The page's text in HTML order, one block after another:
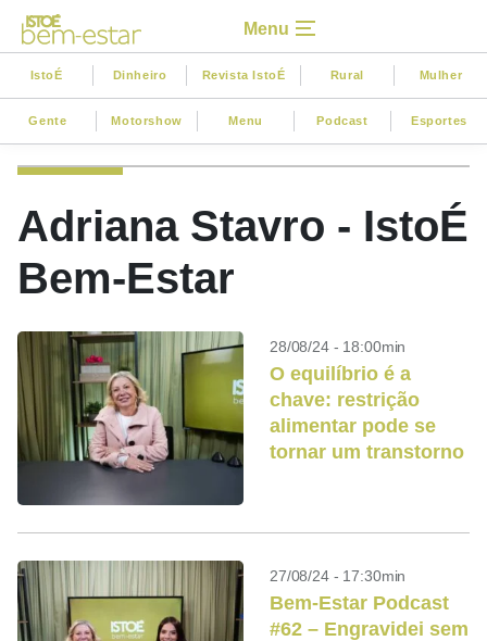
Menu
IstoÉ Dinheiro Revista IstoÉ Rural Mulher
Gente Motorshow Menu Podcast Esportes
Adriana Stavro - IstoÉ
Bem-Estar
28/08/24 - 18:00min
O equilíbrio é a
chave: restrição
alimentar pode se
tornar um transtorno
27/08/24 - 17:30min
Bem-Estar Podcast
#62 – Engravidei sem